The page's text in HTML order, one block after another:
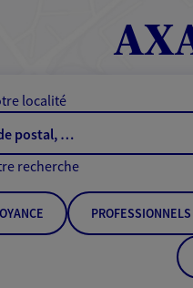
localité
recherche